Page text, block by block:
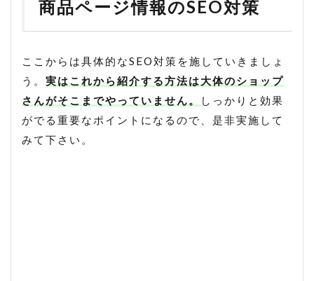
商品ページ情報のSEO対策
ここからは具体的なSEO対策を施していきましょ
う。 実はこれから紹介する方法は大体のショップ
さんがそこまでやっていません。
しっかりと効果
がでる重要なポイントになるので、是非実施して
みて下さい。